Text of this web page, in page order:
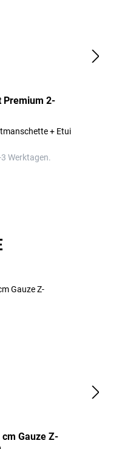
Premium 2-
+ Etui
Werktagen.
Gauze Z-